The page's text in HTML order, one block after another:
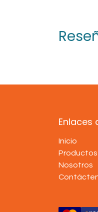
Enlaces
Inicio
Productos
Nosotros